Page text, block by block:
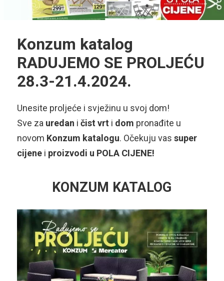
Konzum katalog
RADUJEMO SE PROLJEĆU
28.3-21.4.2024.
Unesite proljeće i svježinu u svoj dom!
Sve za uredan i čist vrt i dom pronađite u
novom Konzum katalogu. Očekuju vas super
cijenei proizvodi u POLA CIJENE!
KONZUM KATALOG